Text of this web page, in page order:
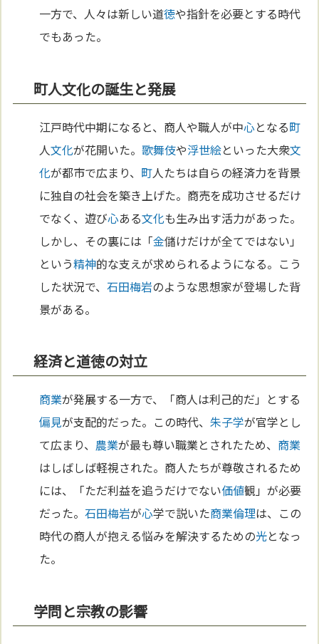
一方で、人々は新しい道徳や指針を必要とする時代
でもあった。
町人文化の誕生と発展
江戸時代中期になると、商人や職人が中心となる町
人文化が花開いた。歌舞伎や浮世絵といった大衆文
化が都市で広まり、 町人たちは自らの経済力を背景
に独自の社会を築き上げた。商売を成功させるだけ
でなく、遊び心ある文化も生み出す活力があった。
しかし、その裏には「金儲けだけが全てではない」
という精神的な支えが求められるようになる。こう
した状況で、石田梅岩のような思想家が登場した背
景がある。
経済と道徳の対立
商業が発展する一方で、「商人は利己的だ」とする
偏見が支配的だった。この時代、朱子学が官学とし
て広まり、 農業が最も尊い職業とされたため、 商業
はしばしば軽視された。商人たちが尊敬されるため
には、「ただ利益を追うだけでない価値観」が必要
だった。石田梅岩が心学で説いた商業倫理は、この
時代の商人が抱える悩みを解決するための光となっ
た。
学問と宗教の影響